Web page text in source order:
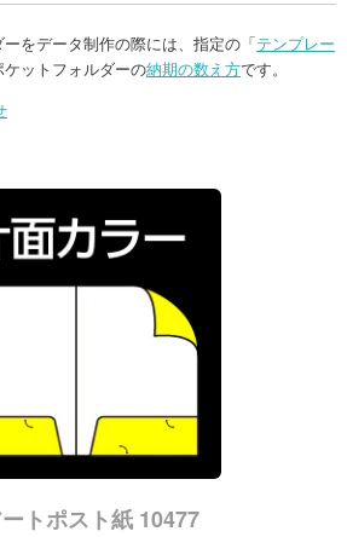
をデータ制作の際には、指定の「テンプレー
ケットフォルダーの納期の数え方です。
トポスト紙 10477